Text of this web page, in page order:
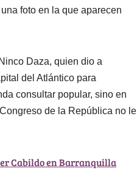
foto en la que aparecen
Daza, quien dio a
del Atlántico para
consultar popular, sino en
de la República no le
Cabildo en Barranquilla